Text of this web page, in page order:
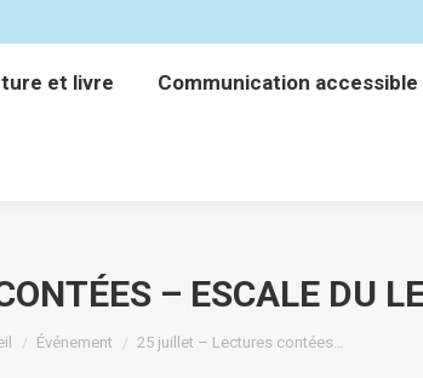
et livre Communication accessible
– ESCALE DU
êtes ici :
Événement 25 juillet – Lectures contées…
et livre Communication accessible